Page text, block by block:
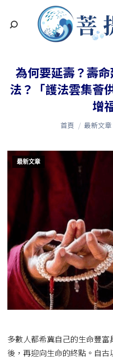
搜
為何要延壽？壽
法？「護法雲集薈
增
您在這裡：
首頁 最新文章
最新文章
多數人都希冀自己的生命豐
後，再迎向生命的終點。自